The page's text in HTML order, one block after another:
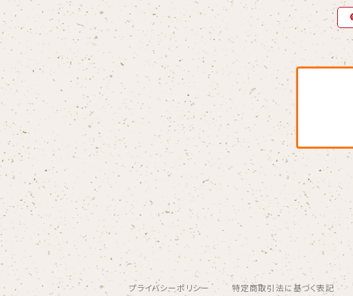
Blondy
BOAR HUNTER
bud&harbor
Bulbs Of Passion
B玉
Calme Adiction
CANDY
プライバシーポリシー 特定商取引法に基づく表記